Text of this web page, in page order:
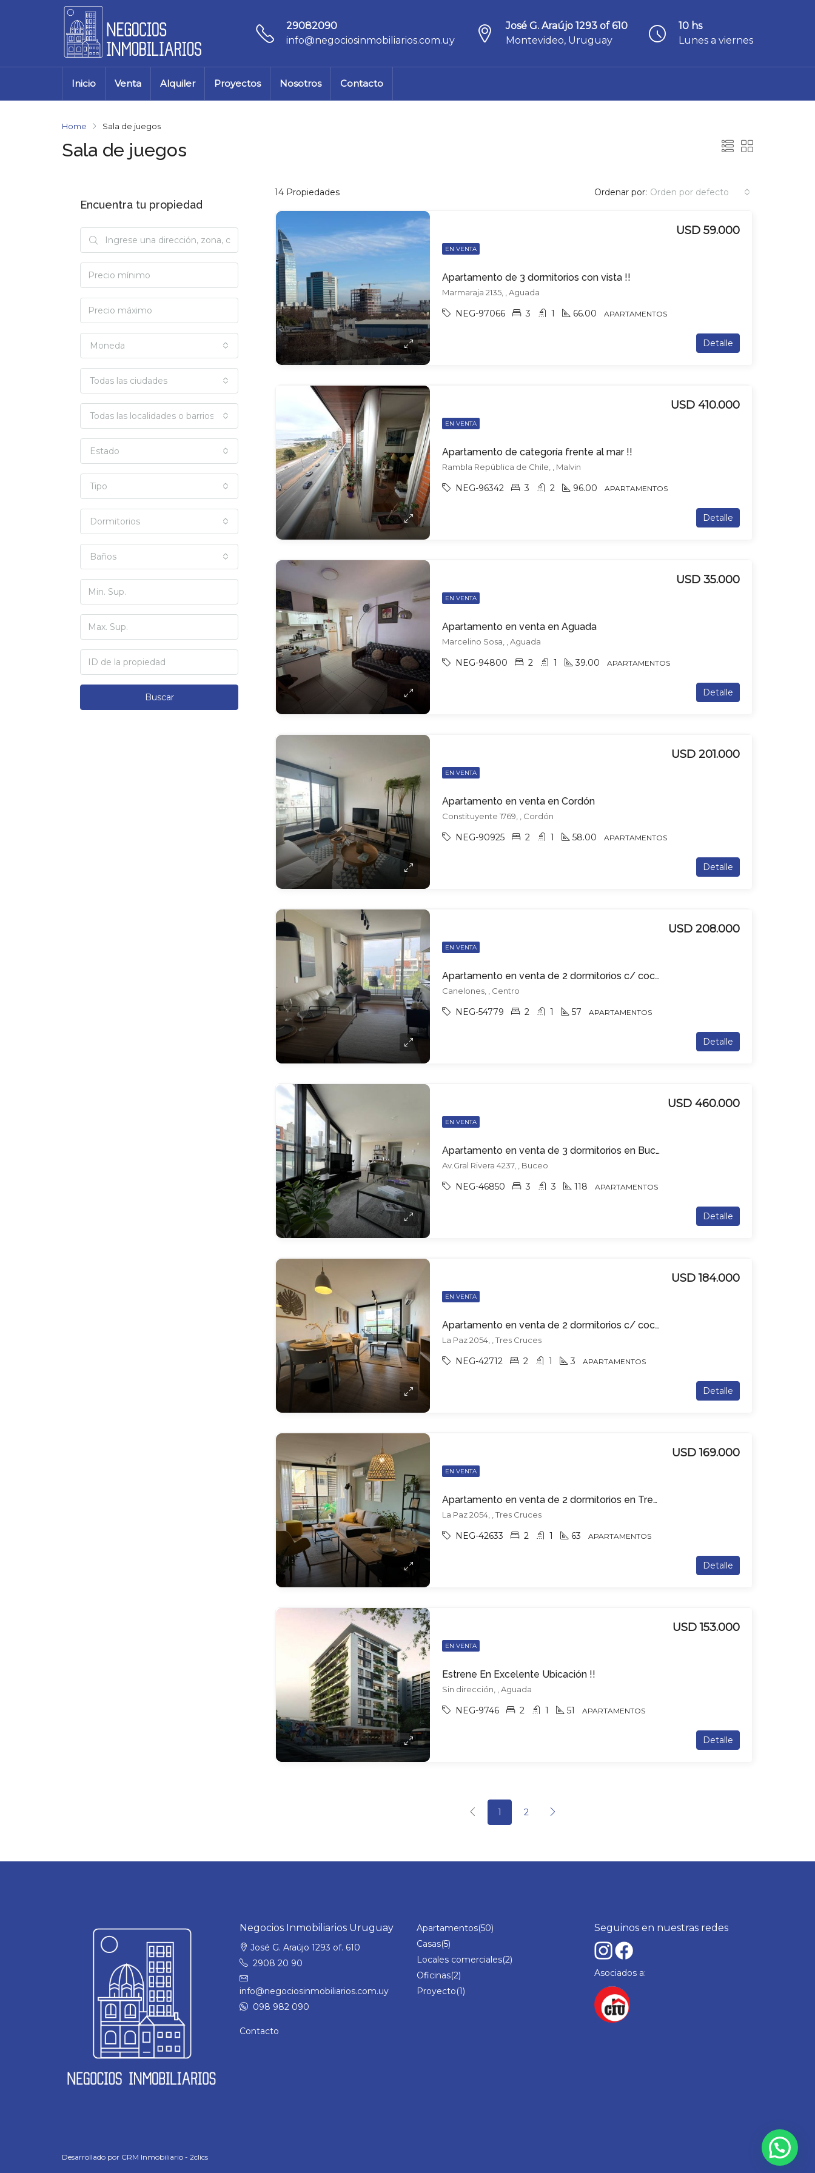
29082090
info@negociosinmobiliarios.com.uy
José G. Araújo 1293 of 610
Montevideo, Uruguay
10 hs
Lunes a viernes
Inicio Venta Alquiler Proyectos Nosotros Contacto
Home Sala de juegos
Sala de juegos
14 Propiedades Ordenar por: Orden por defecto
EN VENTA
Apartamento de 3 dormitorios con vista !!
USD 59.000
Marmaraja 2135, , Aguada
NEG-97066 3 1 66.00 APARTAMENTOS
Detalle
EN VENTA
Apartamento de categoría frente al mar !!
USD 410.000
Rambla República de Chile, , Malvin
NEG-96342 3 2 96.00 APARTAMENTOS
Detalle
EN VENTA
Apartamento en venta en Aguada
USD 35.000
Marcelino Sosa, , Aguada
NEG-94800 2 1 39.00 APARTAMENTOS
Detalle
EN VENTA
Apartamento en venta en Cordón
USD 201.000
Constituyente 1769, , Cordón
NEG-90925 2 1 58.00 APARTAMENTOS
Detalle
EN VENTA
Apartamento en venta de 2 dormitorios c/ cochera en Centro
USD 208.000
Canelones, , Centro
NEG-54779 2 1 57 APARTAMENTOS
Detalle
EN VENTA
Apartamento en venta de 3 dormitorios en Buceo
USD 460.000
Av.Gral Rivera 4237, , Buceo
NEG-46850 3 3 118 APARTAMENTOS
Detalle
EN VENTA
Apartamento en venta de 2 dormitorios c/ cochera en Tres Cruces
USD 184.000
La Paz 2054, , Tres Cruces
NEG-42712 2 1 3 APARTAMENTOS
Detalle
EN VENTA
Apartamento en venta de 2 dormitorios en Tres Cruces
USD 169.000
La Paz 2054, , Tres Cruces
NEG-42633 2 1 63 APARTAMENTOS
Detalle
EN VENTA
Estrene En Excelente Ubicación !!
USD 153.000
Sin dirección, , Aguada
NEG-9746 2 1 51 APARTAMENTOS
Detalle
1 2
Encuentra tu propiedad
Moneda
Todas las ciudades
Todas las localidades o barrios
Estado
Tipo
Dormitorios
Baños
Buscar
Negocios Inmobiliarios Uruguay
José G. Araújo 1293 of. 610
2908 20 90
info@negociosinmobiliarios.com.uy
098 982 090
Contacto
Apartamentos(50)
Casas(5)
Locales comerciales(2)
Oficinas(2)
Proyecto(1)
Seguinos en nuestras redes
Asociados a:
Desarrollado por CRM Inmobiliario - 2clics